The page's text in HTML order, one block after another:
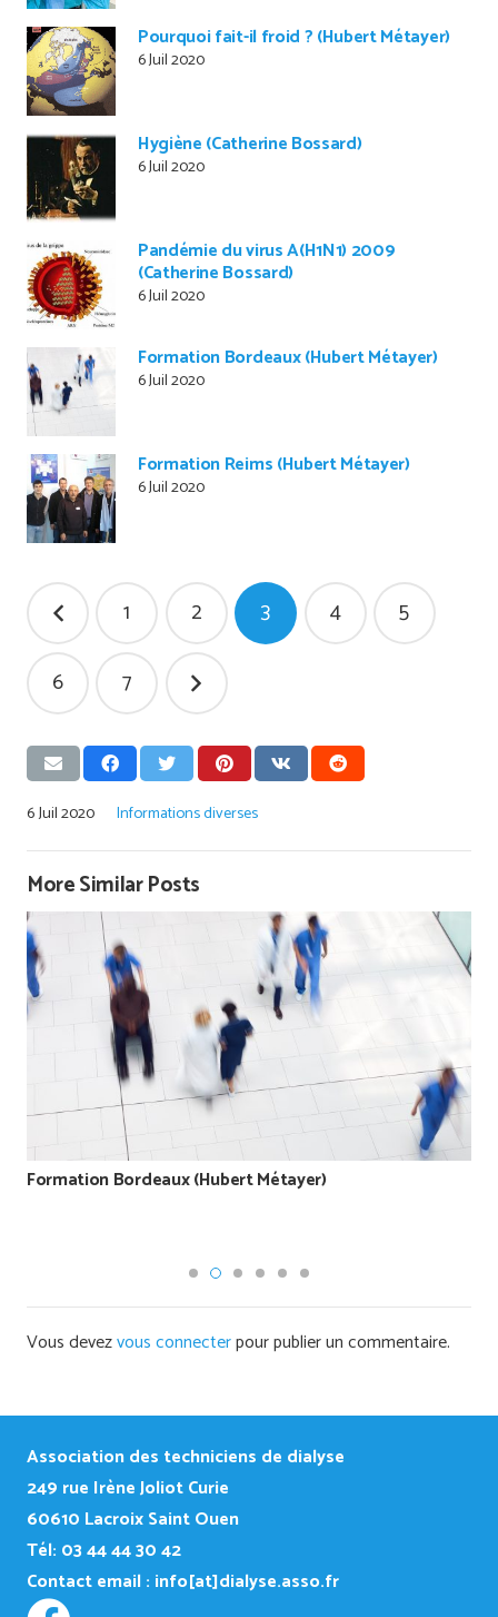
Pourquoi fait-il froid ? (Hubert Métayer)
6 Juil 2020
Hygiène (Catherine Bossard)
6 Juil 2020
Pandémie du virus A(H1N1) 2009
(Catherine Bossard)
6 Juil 2020
Formation Bordeaux (Hubert Métayer)
6 Juil 2020
Formation Reims (Hubert Métayer)
6 Juil 2020
Pagination
des
publications
1 2 3 4 5
6 7
6 Juil 2020 Informations diverses
More Similar Posts
Formation Bordeaux (Hubert Métayer)
Vous devezvous connecterpour publier un commentaire.
Association des techniciens de dialyse
249 rue Irène Joliot Curie
60610 Lacroix Saint Ouen
Tél: 03 44 44 30 42
Contact email : info[at]dialyse.asso.fr